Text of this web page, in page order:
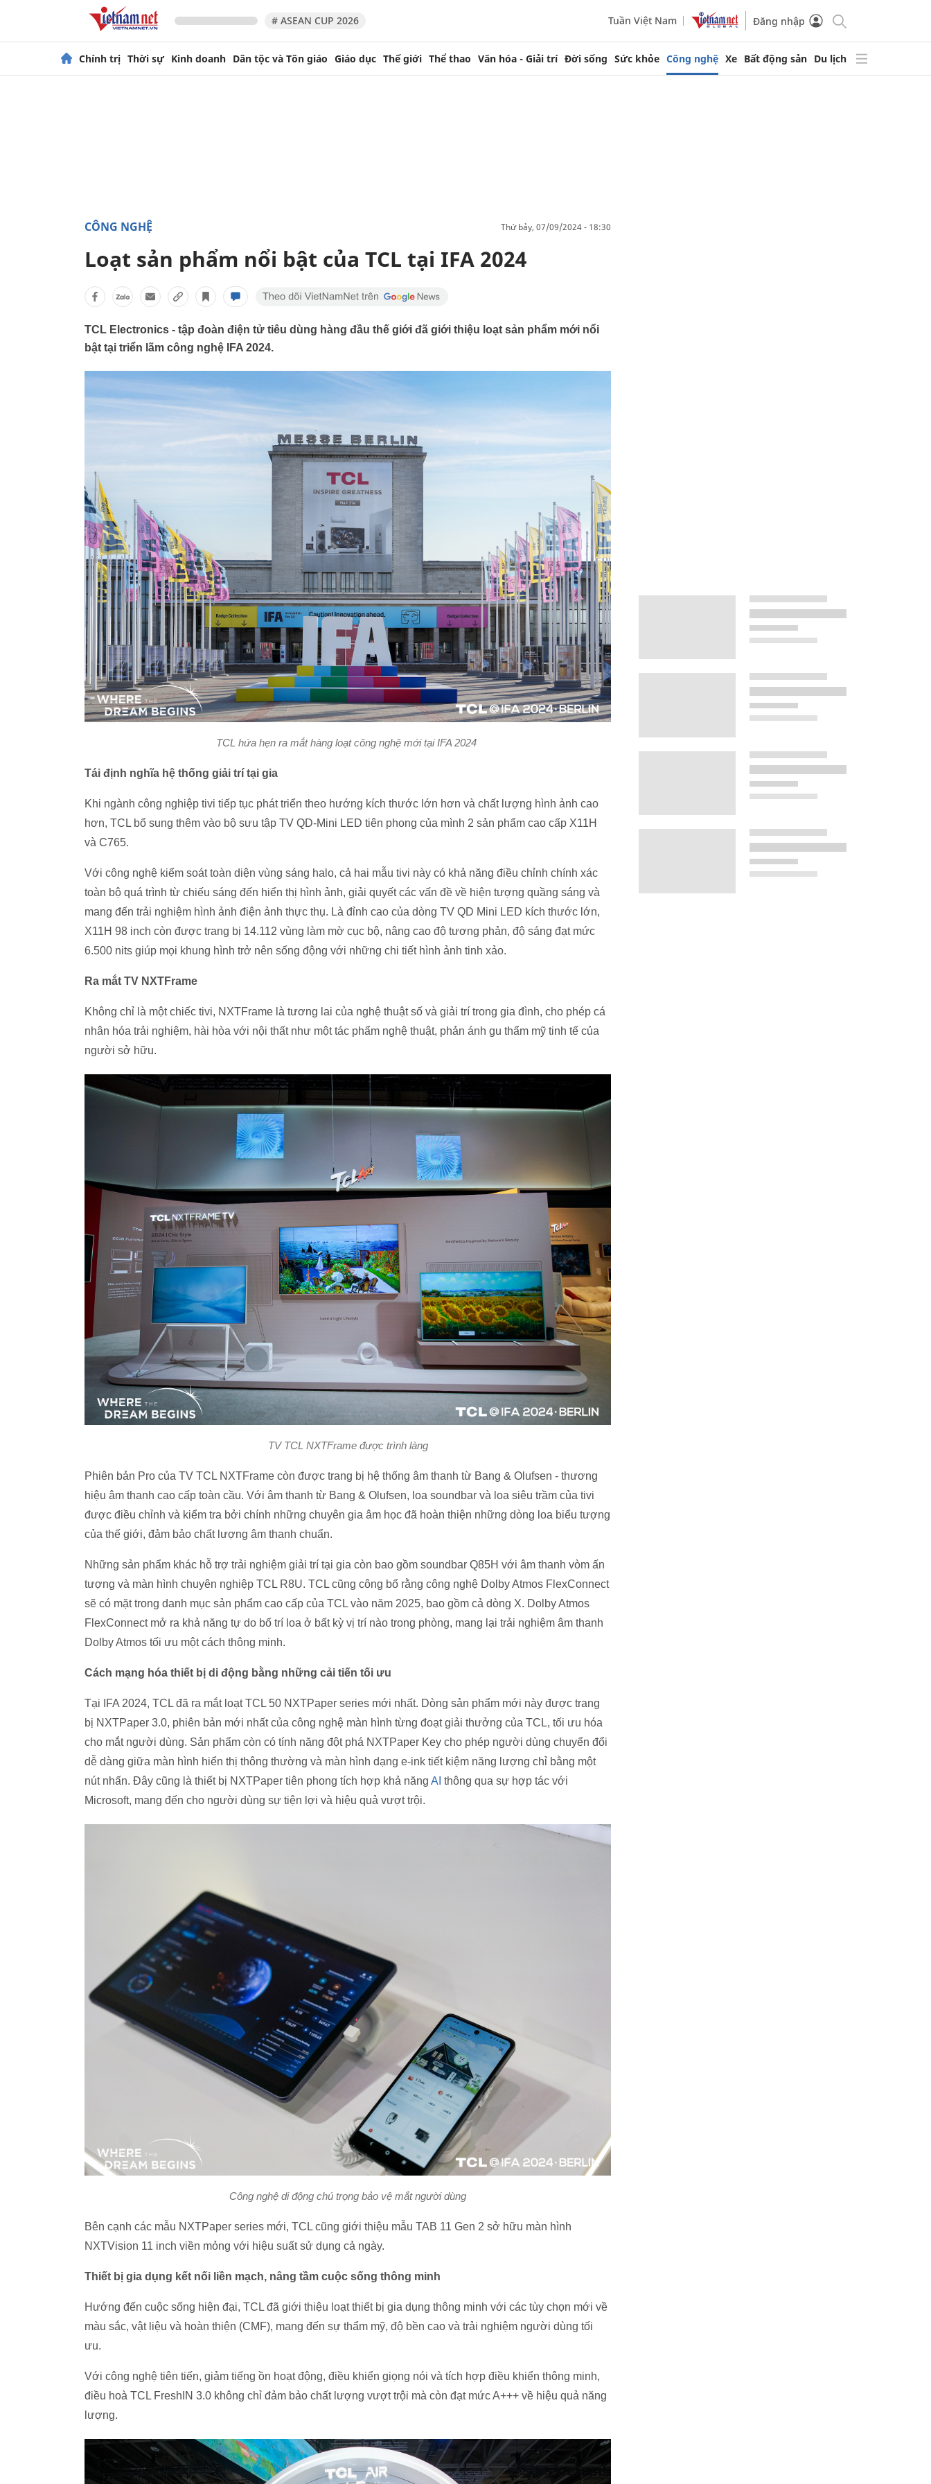
# ASEAN CUP 2026 Tuần Việt Nam Đăng nhập
Chính trị Thời sự Kinh doanh Dân tộc và Tôn giáo Giáo dục Thế giới Thể thao Văn hóa - Giải trí Đời sống Sức khỏe Công nghệ Xe Bất động sản Du lịch
CÔNG NGHỆ thứ bảy, 07/09/2024 - 18:30
Loạt sản phẩm nổi bật của TCL tại IFA 2024
TCL Electronics - tập đoàn điện tử tiêu dùng hàng đầu thế giới đã giới thiệu loạt sản phẩm mới nổi
bật tại triển lãm công nghệ IFA 2024.
TCL hứa hẹn ra mắt hàng loạt công nghệ mới tại IFA 2024
Tái định nghĩa hệ thống giải trí tại gia
Khi ngành công nghiệp tivi tiếp tục phát triển theo hướng kích thước lớn hơn và chất lượng hình ảnh cao
hơn, TCL bổ sung thêm vào bộ sưu tập TV QD-Mini LED tiên phong của mình 2 sản phẩm cao cấp X11H
và C765.
Với công nghệ kiểm soát toàn diện vùng sáng halo, cả hai mẫu tivi này có khả năng điều chỉnh chính xác
toàn bộ quá trình từ chiếu sáng đến hiển thị hình ảnh, giải quyết các vấn đề về hiện tượng quầng sáng và
mang đến trải nghiệm hình ảnh điện ảnh thực thụ. Là đỉnh cao của dòng TV QD Mini LED kích thước lớn,
X11H 98 inch còn được trang bị 14.112 vùng làm mờ cục bộ, nâng cao độ tương phản, độ sáng đạt mức
6.500 nits giúp mọi khung hình trở nên sống động với những chi tiết hình ảnh tinh xảo.
Ra mắt TV NXTFrame
Không chỉ là một chiếc tivi, NXTFrame là tương lai của nghệ thuật số và giải trí trong gia đình, cho phép cá
nhân hóa trải nghiệm, hài hòa với nội thất như một tác phẩm nghệ thuật, phản ánh gu thẩm mỹ tinh tế của
người sở hữu.
TV TCL NXTFrame được trình làng
Phiên bản Pro của TV TCL NXTFrame còn được trang bị hệ thống âm thanh từ Bang & Olufsen - thương
hiệu âm thanh cao cấp toàn cầu. Với âm thanh từ Bang & Olufsen, loa soundbar và loa siêu trầm của tivi
được điều chỉnh và kiểm tra bởi chính những chuyên gia âm học đã hoàn thiện những dòng loa biểu tượng
của thế giới, đảm bảo chất lượng âm thanh chuẩn.
Những sản phẩm khác hỗ trợ trải nghiệm giải trí tại gia còn bao gồm soundbar Q85H với âm thanh vòm ấn
tượng và màn hình chuyên nghiệp TCL R8U. TCL cũng công bố rằng công nghệ Dolby Atmos FlexConnect
sẽ có mặt trong danh mục sản phẩm cao cấp của TCL vào năm 2025, bao gồm cả dòng X. Dolby Atmos
FlexConnect mở ra khả năng tự do bố trí loa ở bất kỳ vị trí nào trong phòng, mang lại trải nghiệm âm thanh
Dolby Atmos tối ưu một cách thông minh.
Cách mạng hóa thiết bị di động bằng những cải tiến tối ưu
Tại IFA 2024, TCL đã ra mắt loạt TCL 50 NXTPaper series mới nhất. Dòng sản phẩm mới này được trang
bị NXTPaper 3.0, phiên bản mới nhất của công nghệ màn hình từng đoạt giải thưởng của TCL, tối ưu hóa
cho mắt người dùng. Sản phẩm còn có tính năng đột phá NXTPaper Key cho phép người dùng chuyển đổi
dễ dàng giữa màn hình hiển thị thông thường và màn hình dạng e-ink tiết kiệm năng lượng chỉ bằng một
nút nhấn. Đây cũng là thiết bị NXTPaper tiên phong tích hợp khả năng AI thông qua sự hợp tác với
Microsoft, mang đến cho người dùng sự tiện lợi và hiệu quả vượt trội.
Công nghệ di động chú trọng bảo vệ mắt người dùng
Bên cạnh các mẫu NXTPaper series mới, TCL cũng giới thiệu mẫu TAB 11 Gen 2 sở hữu màn hình
NXTVision 11 inch viền mỏng với hiệu suất sử dụng cả ngày.
Thiết bị gia dụng kết nối liền mạch, nâng tầm cuộc sống thông minh
Hướng đến cuộc sống hiện đại, TCL đã giới thiệu loạt thiết bị gia dụng thông minh với các tùy chọn mới về
màu sắc, vật liệu và hoàn thiện (CMF), mang đến sự thẩm mỹ, độ bền cao và trải nghiệm người dùng tối
ưu.
Với công nghệ tiên tiến, giảm tiếng ồn hoạt động, điều khiển giọng nói và tích hợp điều khiển thông minh,
điều hoà TCL FreshIN 3.0 không chỉ đảm bảo chất lượng vượt trội mà còn đạt mức A+++ về hiệu quả năng
lượng.